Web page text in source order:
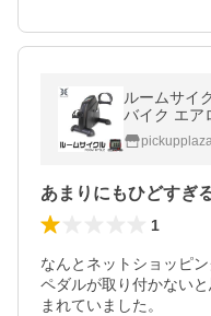
ルームサイ
バイク エア
ーニング
あまりにもひどすぎ
1
なんとネットショッピ
ペダルが取り付かない
まれていました。